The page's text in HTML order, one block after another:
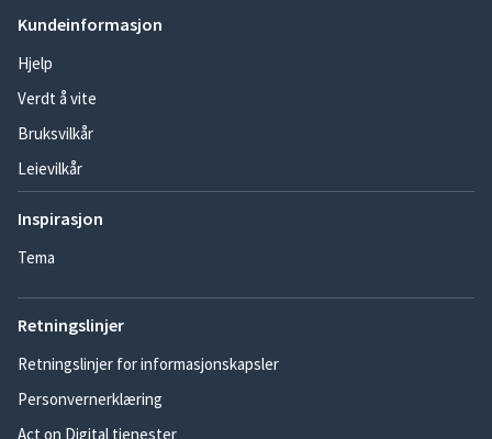
Kundeinformasjon
Hjelp
Verdt å vite
Bruksvilkår
Leievilkår
Inspirasjon
Tema
Retningslinjer
Retningslinjer for informasjonskapsler
Personvernerklæring
Act on Digital tjenester